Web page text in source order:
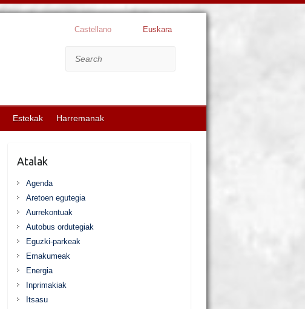
Castellano Euskara
Estekak Harremanak
Atalak
Agenda
Aretoen egutegia
Aurrekontuak
Autobus ordutegiak
Eguzki-parkeak
Emakumeak
Energia
Inprimakiak
Itsasu